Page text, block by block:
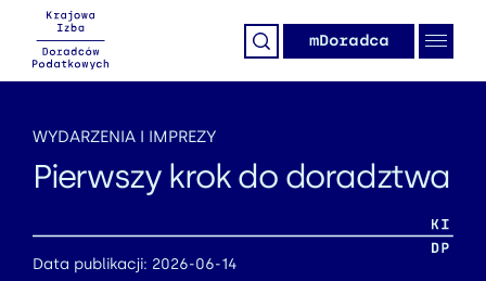
mDoradca
WYDARZENIA I IMPREZY
Pierwszy krok do doradztwa
Data publikacji: 2026-06-14